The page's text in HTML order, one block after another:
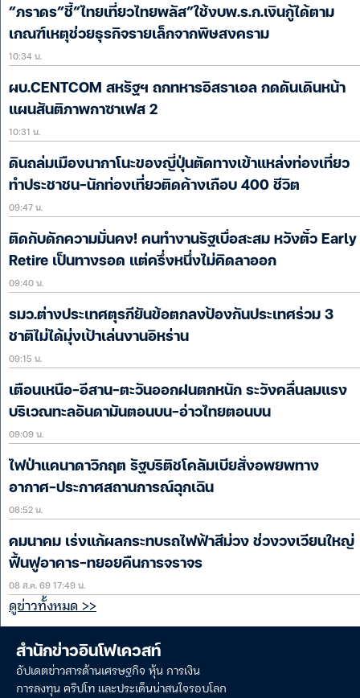
“ภราดร”ชี้”ไทยเที่ยวไทยพลัส”ใช้งบพ.ร.ก.เงินกู้ได้ตาม
เกณฑ์เหตุช่วยธุรกิจรายเล็กจากพิษสงคราม
10:34 น.
ผบ.CENTCOM สหรัฐฯ ถกทหารอิสราเอล กดดันเดินหน้า
แผนสันติภาพกาซาเฟส 2
10:31 น.
ดินถล่มเมืองนากาโนะของญี่ปุ่นตัดทางเข้าแหล่งท่องเที่ยว
ทำประชาชน-นักท่องเที่ยวติดค้างเกือบ 400 ชีวิต
09:47 น.
ติดกับดักความมั่นคง! คนทำงานรัฐเบื่อสะสม หวังตั๋ว Early
Retire เป็นทางรอด แต่ครึ่งหนึ่งไม่คิดลาออก
09:40 น.
รมว.ต่างประเทศตุรกียันข้อตกลงป้องกันประเทศร่วม 3
ชาติไม่ได้มุ่งเป้าเล่นงานอิหร่าน
09:15 น.
เตือนเหนือ-อีสาน-ตะวันออกฝนตกหนัก ระวังคลื่นลมแรง
บริเวณทะลอันดามันตอนบน-อ่าวไทยตอนบน
09:09 น.
ไฟป่าแคนาดาวิกฤต รัฐบริติชโคลัมเบียสั่งอพยพทาง
อากาศ-ประกาศสถานการณ์ฉุกเฉิน
08:52 น.
คมนาคม เร่งแก้ผลกระทบรถไฟฟ้าสีม่วง ช่วงวงเวียนใหญ่
ฟื้นฟูอาคาร-ทยอยคืนการจราจร
08 ส.ค. 69 17:49 น.
ดูข่าวทั้งหมด >>
สำนักข่าวอินโฟเควสท์
อัปเดตข่าวสารด้านเศรษฐกิจ หุ้น การเงิน
การลงทุน คริปโท และประเด็นน่าสนใจรอบโลก